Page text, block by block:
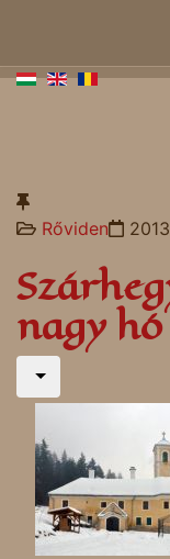
Rőviden
nagy